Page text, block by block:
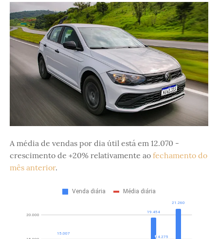
A média de vendas por dia útil está em 12.070 -
crescimento de +20% relativamente ao fechamento do
mês anterior.